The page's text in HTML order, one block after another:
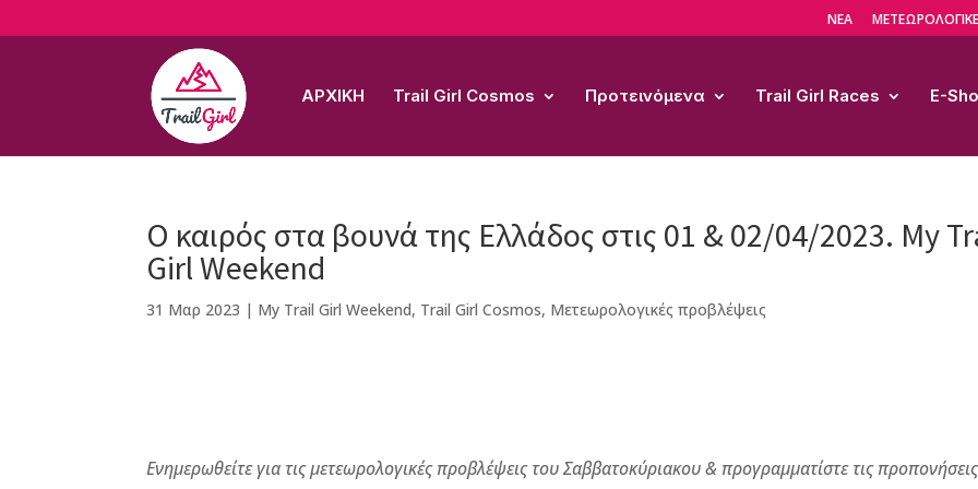
ΝΕΑ
ΑΡΧΙΚΗ Trail Girl Cosmos Προτεινόμενα Trail Girl Races E-
Ο καιρός στα βουνά της Ελλάδος στις 01 & 02/04/2023. My
Girl Weekend
31 Μαρ 2023 | My Trail Girl Weekend, Trail Girl Cosmos, Μετεωρολογικές προβλέψεις
e w n
Ενημερωθείτε για τις μετεωρολογικές προβλέψεις του Σαββατοκύριακου & προγραμματίστε τις